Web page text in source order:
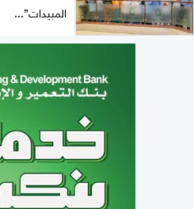
المبيدات”...